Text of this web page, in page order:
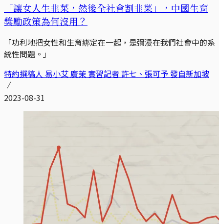
「讓女人生韭菜，然後全社會割韭菜」，中國生育
獎勵政策為何沒用？
「功利地把女性和生育綁定在一起，是彌漫在我們社會中的系
統性問題。」
特約撰稿人 易小艾 廣茉 實習記者 許七、張可予 發自新加坡
2023-08-31